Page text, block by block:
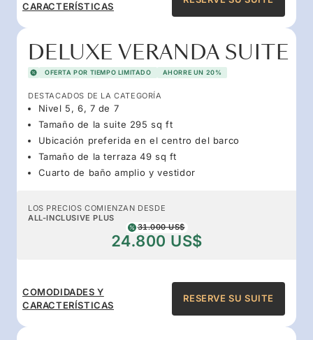
CARACTERÍSTICAS
DELUXE VERANDA SUITE
OFERTA POR TIEMPO LIMITADO AHORRE UN 20%
DESTACADOS DE LA CATEGORÍA
Nivel 5, 6, 7 de 7
Tamaño de la suite 295 sq ft
Ubicación preferida en el centro del barco
Tamaño de la terraza 49 sq ft
Cuarto de baño amplio y vestidor
LOS PRECIOS COMIENZAN DESDE
ALL-INCLUSIVE PLUS
31.000 US$
24.800 US$
COMODIDADES Y
CARACTERÍSTICAS
RESERVE SU SUITE